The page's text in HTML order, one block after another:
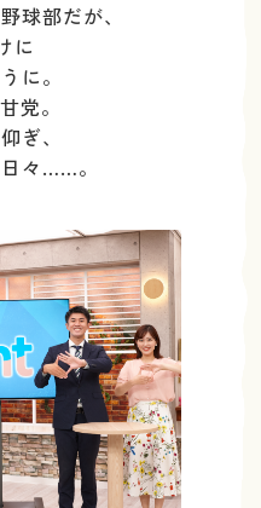
球部だが、
に
に。
党。
ぎ、
々……。